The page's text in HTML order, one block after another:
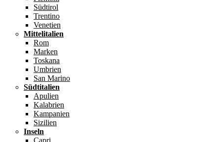
Südtirol
Trentino
Venetien
Mittelitalien
Rom
Marken
Toskana
Umbrien
San Marino
Südtitalien
Apulien
Kalabrien
Kampanien
Sizilien
Inseln
Capri